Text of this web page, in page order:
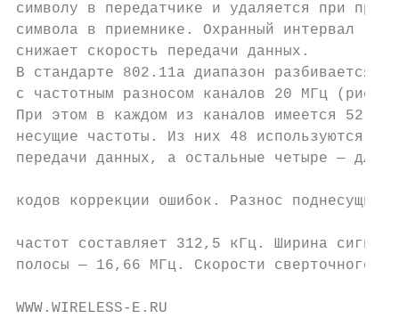
символу в передатчике и удаляется при
символа в приемнике.
снижает скорость передачи
В стандарте 802.11а диапазон
с частотным разносом каналов 20
При этом в каждом из каналов
несущие частоты. Из них 48
передачи данных, а остальные четыре — для
кодов коррекции ошибок. Разнос поднесущих
частот составляет 312,5 кГц. Ширина
полосы — 16,66 МГц. Скорости
WWW.WIRELESS-E.RU